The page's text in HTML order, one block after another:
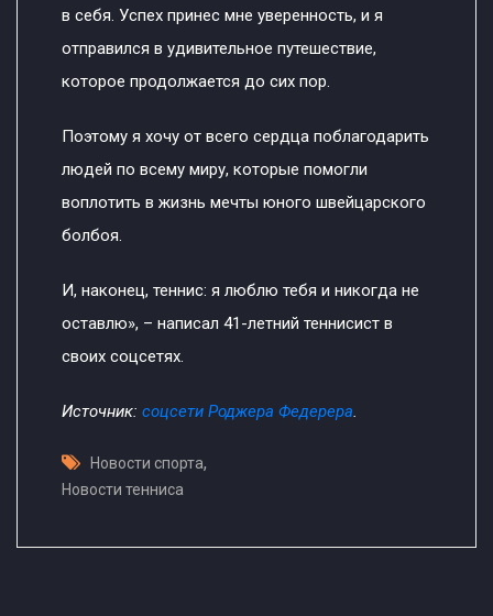
в себя. Успех принес мне уверенность, и я
отправился в удивительное путешествие,
которое продолжается до сих пор.
Поэтому я хочу от всего сердца поблагодарить
людей по всему миру, которые помогли
воплотить в жизнь мечты юного швейцарского
болбоя.
И, наконец, теннис: я люблю тебя и никогда не
оставлю», – написал 41-летний теннисист в
своих соцсетях.
Источник: соцсети Роджера Федерера.
Новости спорта,
Новости тенниса